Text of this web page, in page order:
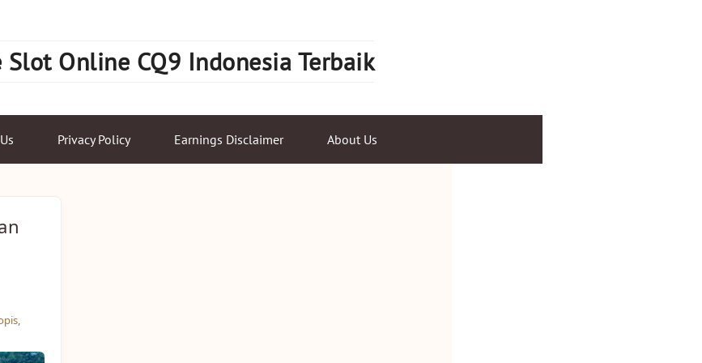
Slot Online CQ9 Indonesia Terbaik
Privacy Policy Earnings Disclaimer About Us
,